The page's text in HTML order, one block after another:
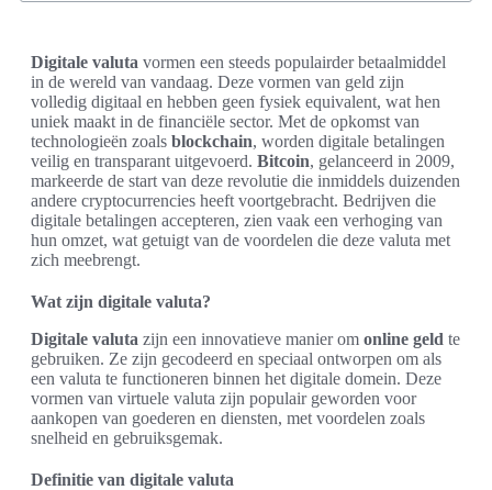
Digitale valuta vormen een steeds populairder betaalmiddel
in de wereld van vandaag. Deze vormen van geld zijn
volledig digitaal en hebben geen fysiek equivalent, wat hen
uniek maakt in de financiële sector. Met de opkomst van
technologieën zoals blockchain, worden digitale betalingen
veilig en transparant uitgevoerd. Bitcoin, gelanceerd in 2009,
markeerde de start van deze revolutie die inmiddels duizenden
andere cryptocurrencies heeft voortgebracht. Bedrijven die
digitale betalingen accepteren, zien vaak een verhoging van
hun omzet, wat getuigt van de voordelen die deze valuta met
zich meebrengt.
Wat zijn digitale valuta?
Digitale valuta zijn een innovatieve manier om online geld te
gebruiken. Ze zijn gecodeerd en speciaal ontworpen om als
een valuta te functioneren binnen het digitale domein. Deze
vormen van virtuele valuta zijn populair geworden voor
aankopen van goederen en diensten, met voordelen zoals
snelheid en gebruiksgemak.
Definitie van digitale valuta